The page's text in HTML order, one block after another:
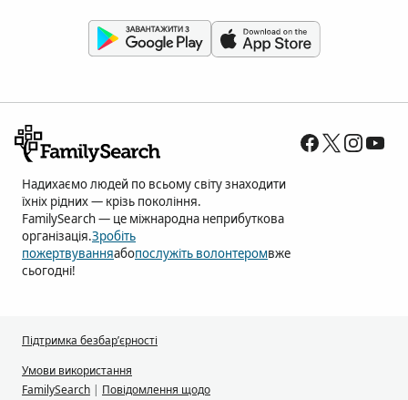
Надихаємо людей по всьому світу знаходити
їхніх рідних — крізь покоління.
FamilySearch — це міжнародна неприбуткова
організація.Зробіть
пожертвуванняабопослужіть волонтеромвже
сьогодні!
Підтримка безбар’єрності
Умови використання
FamilySearch | Повідомлення щодо